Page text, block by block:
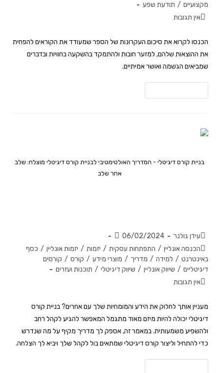
מקצועיים / תודעת שפע
אין תגובות
הכנסו לקרוא את סיכום העקרונות של הספר שמעודד את הקוראים להפחית
את ההוצאות שלהם, למזער חובות ולהתמקד בהשקעה בחוויות ובדברים
שמביאים הגשמה ואושר אמיתיים.
בניית קורס דיגיטלי - המדריך האולטימטיבי לבניית קורס דיגיטלי מוצלח: שלב
אחר שלב
עידן גולנר
06/02/2024
הכנסה אונליין / התפתחות עסקית / יזמות / יזמות אונליין / כסף
באינטרנט / למידה / מדריך / מוצרי מידע / קורס / קורסים
דיגיטליים / שיווק אונליין / שיווק דיגיטלי / תוכנות ועזרים
אין תגובות
מעניין אותך לחלוק את הידע והמומחיות שלך עם אחרים? בניית קורס
דיגיטלי יכולה להיות מיזם מאוד מתגמל המאפשר להגיע לקהל רחב
ולהשפיע משמעותית. במאמר זה, אספק לך מדריך מקיף על מה שנדרש
כדי להתחיל וליצור קורס דיגיטלי שמתאים בול לקהל שלך ויביא לך הצלחה.